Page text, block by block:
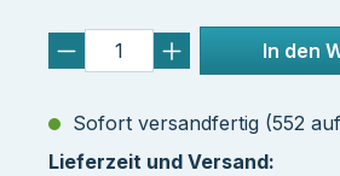
In den
Sofort versandfertig (552
Lieferzeit und Versand: